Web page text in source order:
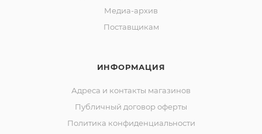
Медиа-архив
Поставщикам
ИНФОРМАЦИЯ
Адреса и контакты магазинов
Публичный договор оферты
Политика конфиденциальности